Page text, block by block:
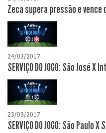
Zeca supera pressão e vence
24/03/2017
SERVIÇO DO JOGO: São José
23/03/2017
SERVIÇO DO JOGO: São Paulo X